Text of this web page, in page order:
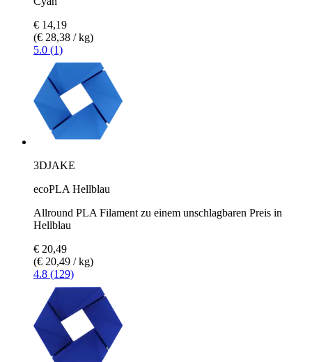
€ 14,19
(€ 28,38 / kg)
5.0 (1)
3DJAKE
ecoPLA Hellblau
Allround PLA Filament zu einem unschlagbaren Preis in
Hellblau
€ 20,49
(€ 20,49 / kg)
4.8 (129)